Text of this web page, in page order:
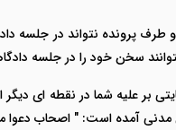
طرف پرونده نتواند در جلسه
سخن خود را در جلسه
بر علیه شما در نقطه ای دیگر